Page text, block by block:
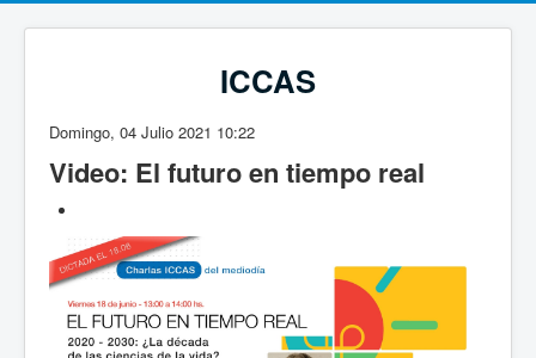
ICCAS
Domingo, 04 Julio 2021 10:22
Video: El futuro en tiempo real